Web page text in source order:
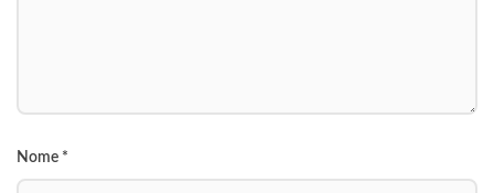
Nome *